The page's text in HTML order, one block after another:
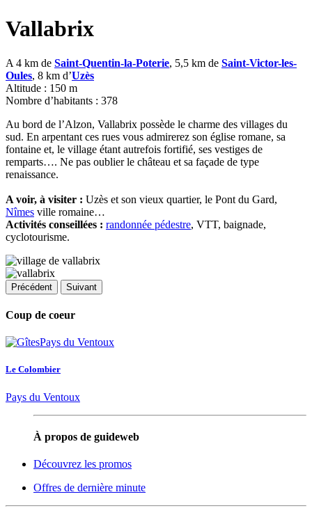
Vallabrix
A 4 km de Saint-Quentin-la-Poterie, 5,5 km de Saint-Victor-les-
Oules, 8 km d’Uzès
Altitude : 150 m
Nombre d’habitants : 378
Au bord de l’Alzon, Vallabrix possède le charme des villages du
sud. En arpentant ces rues vous admirerez son église romane, sa
fontaine et, le village étant autrefois fortifié, ses vestiges de
remparts…. Ne pas oublier le château et sa façade de type
renaissance.
A voir, à visiter : Uzès et son vieux quartier, le Pont du Gard,
Nîmes ville romaine…
Activités conseillées : randonnée pédestre, VTT, baignade,
cyclotourisme.
Précédent Suivant
Coup de coeur
Le Colombier
Pays du Ventoux
À propos de guideweb
Découvrez les promos
Offres de dernière minute